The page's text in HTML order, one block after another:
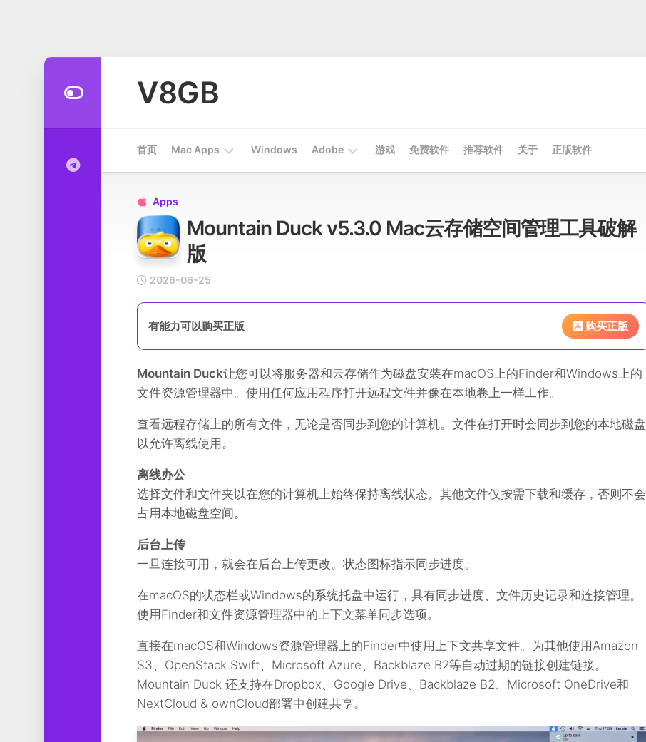
V8GB
首页 Mac Apps
开
工
工
图
设
媒
娱
Windows Adobe 游戏 免费软件 推荐软件 关于 正版软件
 Apps
Mountain Duck v5.3.0 Mac云存储空间管理工具破解
版
2026-06-25
有能力可以购买正版 购买正版
Mountain Duck让您可以将服务器和云存储作为磁盘安装在macOS上的Finder和Windows上的
文件资源管理器中。使用任何应用程序打开远程文件并像在本地卷上一样工作。
查看远程存储上的所有文件，无论是否同步到您的计算机。文件在打开时会同步到您的本地磁盘
以允许离线使用。
离线办公
选择文件和文件夹以在您的计算机上始终保持离线状态。其他文件仅按需下载和缓存，否则不会
占用本地磁盘空间。
后台上传
一旦连接可用，就会在后台上传更改。状态图标指示同步进度。
在macOS的状态栏或Windows的系统托盘中运行，具有同步进度、文件历史记录和连接管理。
使用Finder和文件资源管理器中的上下文菜单同步选项。
直接在macOS和Windows资源管理器上的Finder中使用上下文共享文件。为其他使用Amazon
S3、OpenStack Swift、Microsoft Azure、Backblaze B2等自动过期的链接创建链接。
Mountain Duck 还支持在Dropbox、Google Drive、Backblaze B2、Microsoft OneDrive和
NextCloud & ownCloud部署中创建共享。